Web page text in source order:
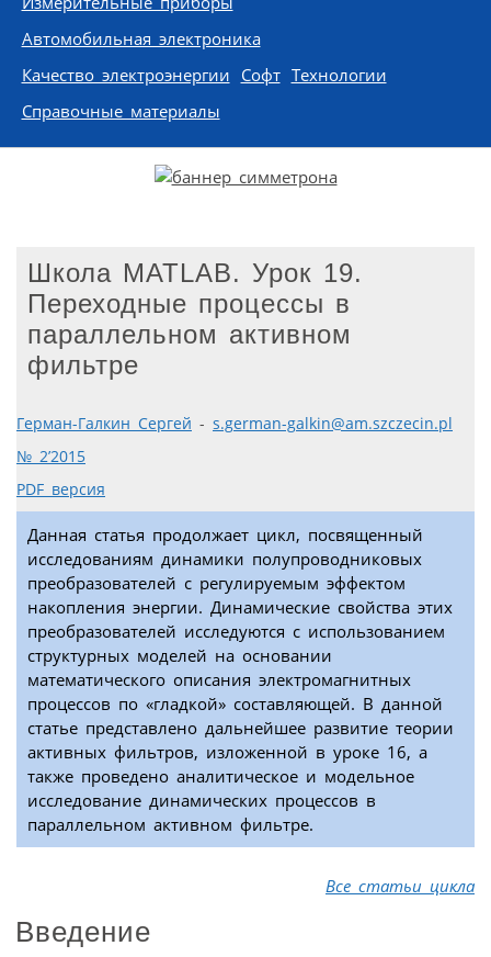
Автомобильная электроника
Качество электроэнергии Софт Технологии
Справочные материалы
Школа MATLAB. Урок 19.
Переходные процессы в
параллельном активном
фильтре
Герман-Галкин Сергей - s.german-galkin@am.szczecin.pl
№ 2’2015
PDF версия
Данная статья продолжает цикл, посвященный
исследованиям динамики полупроводниковых
преобразователей с регулируемым эффектом
накопления энергии. Динамические свойства этих
преобразователей исследуются с использованием
структурных моделей на основании
математического описания электромагнитных
процессов по «гладкой» составляющей. В данной
статье представлено дальнейшее развитие теории
активных фильтров, изложенной в уроке 16, а
также проведено аналитическое и модельное
исследование динамических процессов в
параллельном активном фильтре.
Все статьи цикла
Введение